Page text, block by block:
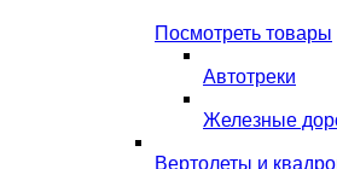
Посмотреть товары
Автотреки
Железные
Вертолеты и